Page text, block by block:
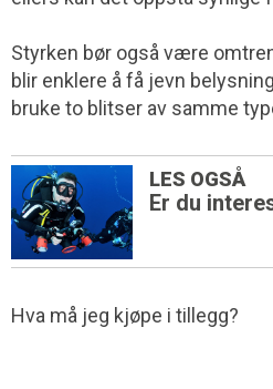
Styrken bør også være
blir enklere å få jevn
bruke to blitser av samme
LES OGSÅ
Er du
Hva må jeg kjøpe i tillegg?